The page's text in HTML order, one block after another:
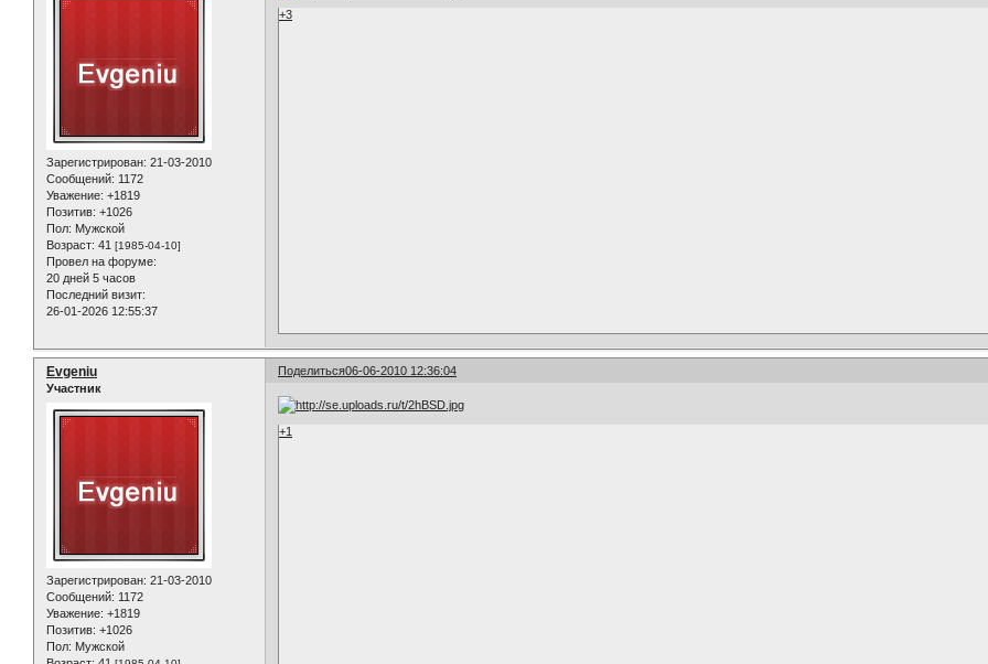
Зарегистрирован: 21-03-2010
Сообщений: 1172
Уважение: +1819
Позитив: +1026
Пол: Мужской
Возраст: 41 [1985-04-10]
Провел на форуме:
20 дней 5 часов
Последний визит:
26-01-2026 12:55:37
+3
Поделиться06-06-2010 12:36:04
Evgeniu
Участник
Зарегистрирован: 21-03-2010
Сообщений: 1172
Уважение: +1819
Позитив: +1026
Пол: Мужской
+1